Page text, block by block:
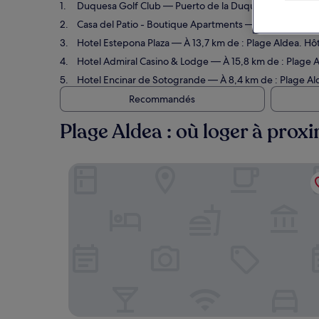
Duquesa Golf Club — Puerto de la Duquesa, à 2,2 km
Casa del Patio - Boutique Apartments— À 13,5 km de
Hotel Estepona Plaza— À 13,7 km de : Plage Aldea.
Hotel Admiral Casino & Lodge— À 15,8 km de : Plage
Hotel Encinar de Sotogrande— À 8,4 km de : Plage
Recommandés
Plage Aldea : où loger à